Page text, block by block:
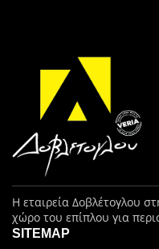
Η εταιρεία Δοβλέτογλου
χώρο του επίπλου για
SITEMAP